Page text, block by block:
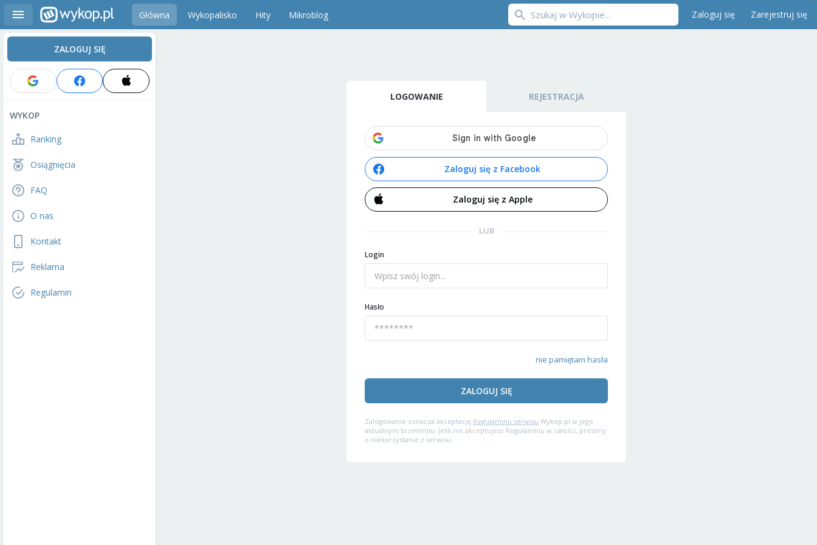
Główna Wykopalisko Hity Mikroblog Zaloguj się Zarejestruj się
ZALOGUJ SIĘ
WYKOP
Ranking
Osiągnięcia
FAQ
O nas
Kontakt
Reklama
Regulamin
LOGOWANIE REJESTRACJA
Zaloguj się z Facebook
Zaloguj się z Apple
LUB
Login
Hasło
nie pamiętam hasła
ZALOGUJ SIĘ
Zalogowanie oznacza akceptację Regulaminu serwisu Wykop.pl w jego
aktualnym brzmieniu. Jeśli nie akceptujesz Regulaminu w całości, prosimy
o niekorzystanie z serwisu.